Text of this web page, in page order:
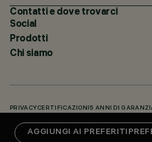
AGGIUNGI AI PREFERITI
Contatti e dove trovarci
Social
Prodotti
Chi siamo
PRIVACY CERTIFICAZIONI 5 ANNI DI
KNOWLEDGE BASE (LOGIN NECESSARIO)